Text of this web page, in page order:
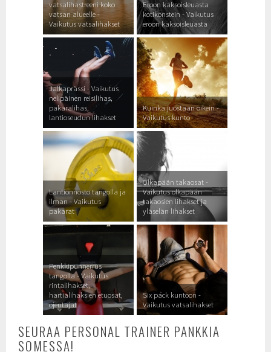
vatsalihastreeni koko
vatsan alueelle -
Vaikutus vatsalihakset
Eroon kaksoisleuasta
kotikonstein - Vaikutus
eroon kaksoisleuasta
Jalkaprässi - Vaikutus
nelipäinen reisilihas,
pakaralihas,
lantioseudun lihakset
Kuinka juostaan oikein -
Vaikutus kunto
Lantionnosto tangolla ja
ilman - Vaikutus
pakarat
Olkapään takaosat -
Vaikutus olkapään
takaosien lihakset ja
yläselän lihakset
Penkkipunnerrus
tangolla - Vaikutus
rintalihakset,
hartialihaksien etuosat,
ojentajat
Six pack kuntoon -
Vaikutus vatsalihakset
SEURAA PERSONAL TRAINER PANKKIA
SOMESSA!